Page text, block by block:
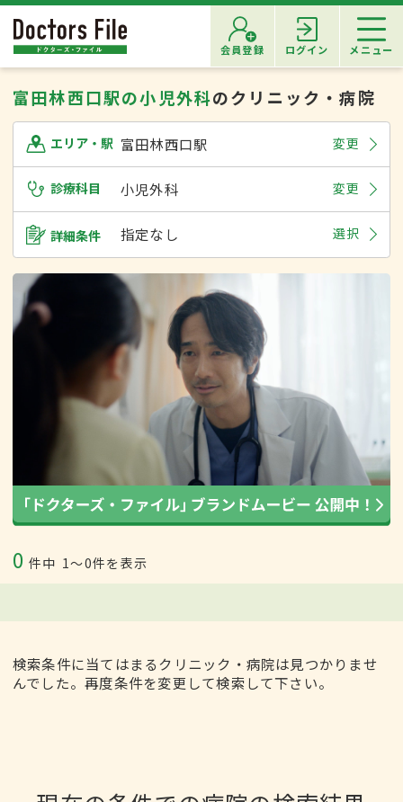
会員登録 ログイン メニュー
富田林西口駅の小児外科のクリニック・病院
エリア・駅 富田林西口駅 変更
診療科目 小児外科 変更
詳細条件 指定なし 選択
0 件中 1〜0件を表示
検索条件に当てはまるクリニック・病院は見つかりませ
んでした。再度条件を変更して検索して下さい。